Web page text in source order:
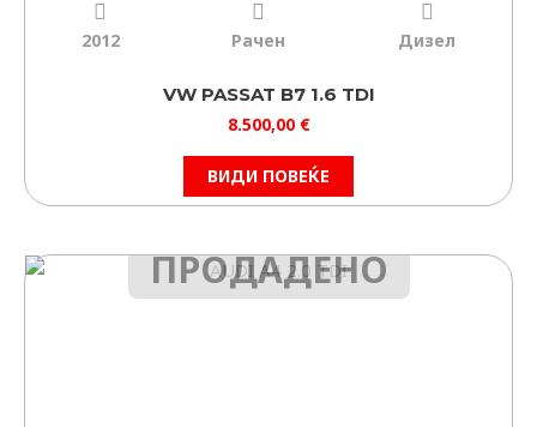
2012 Рачен Дизел
VW PASSAT B7 1.6 TDI
8.500,00 €
ВИДИ ПОВЕЌЕ
ПРОДАДЕНО